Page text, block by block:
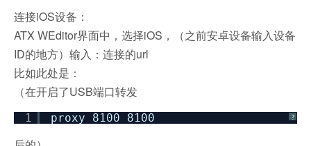
连接iOS设备：
ATX WEditor界面中，选择iOS，（之前安卓设备输入设备
ID的地方）输入：连接的url
比如此处是：
（在开启了USB端口转发
?
1 proxy 8100 8100